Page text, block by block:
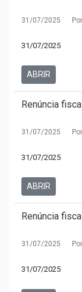
31/07/2025
31/07/2025
ABRIR
Renúncia
31/07/2025
31/07/2025
ABRIR
Renúncia
31/07/2025
31/07/2025